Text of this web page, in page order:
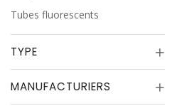
Tubes fluorescents
TYPE
MANUFACTURIERS